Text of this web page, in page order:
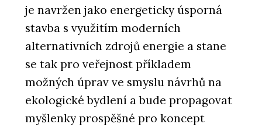
je navržen jako energeticky úsporná
stavba s využitím moderních
alternativních zdrojů energie a stane
se tak pro veřejnost příkladem
možných úprav ve smyslu návrhů na
ekologické bydlení a bude propagovat
myšlenky prospěšné pro koncept